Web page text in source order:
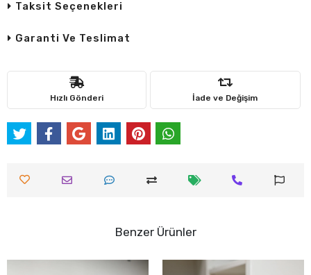
Taksit Seçenekleri
Garanti Ve Teslimat
Hızlı Gönderi İade ve Değişim
Benzer Ürünler